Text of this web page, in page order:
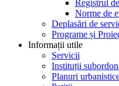
Registrul
Norme de
Deplasări de
Programe și
Informații utile
Servicii
Instituții
Planuri